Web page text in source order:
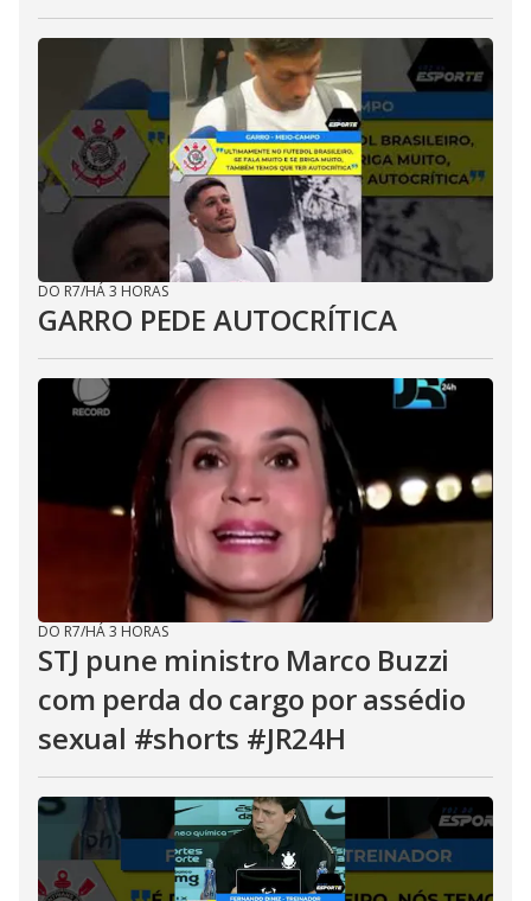
DO R7/HÁ 3 HORAS
GARRO PEDE AUTOCRÍTICA
DO R7/HÁ 3 HORAS
STJ pune ministro Marco Buzzi
com perda do cargo por assédio
sexual #shorts #JR24H